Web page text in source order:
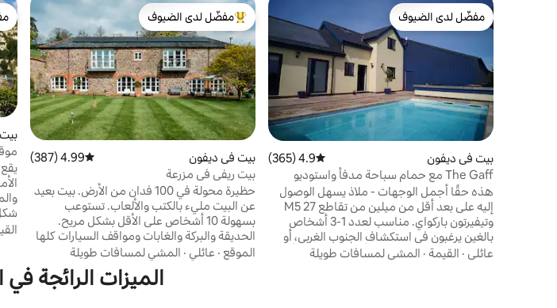
مفضّل لدى الضيوف
مفضّل لدى الضيوف
بيت في ديفون متوسط التقييم 4.9 من 5، 365 مراجعات
4.9 (365)
The Gaff مع حمام سباحة مدفأ واستوديو
هذه حقًا أجمل الوجهات - ملاذ يسهل الوصول
إليه على بعد أقل من ميلين من تقاطع 27 M5
وتيفيرتون باركواي. مناسب لعدد 1-3 أشخاص
بالغين يرغبون في استكشاف الجنوب الغربي، أو
ملاذ صغير لممارسة اليوغا، أو العمل محليًا أو
عائلي · القيمة · المشي لمسافات طويلة
من أبرز البيوت المفضّلة لدى الضيوف
مفضّل لدى الضيوف
بيت في ديفون متوسط التقييم 4.99 من 5، 387 مراجعات
4.99 (387)
بيت ريفي في مزرعة
حظيرة محولة في 100 فدان من الأرض. بيت بعيد
عن البيت مليء بالكتب والألعاب. تستوعب
بسهولة 10 أشخاص على الأقل بشكل مريح.
الحديقة والبركة والغابات ومواقف السيارات كلها
لك حصريًا للإقامة. نحن نعيش في نهاية الممر
من الحظيرة. لذلك لديك الخصوصية. لدينا دجاج
وبط وأغنام وخنازير في المزرعة. 5 دقائق بالسيارة
الموقع · عائلي · المشي لمسافات طويلة
الميزات الرائجة في